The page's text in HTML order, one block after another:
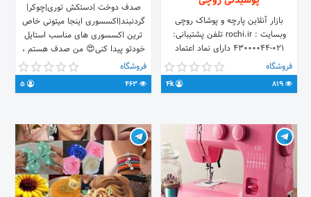
بازار آنلاین پارچه و پوشاک روچی
وبسایت : rochi.ir تلفن پشتیبانی:
۰۲۱-۴۳۰۰۰۰۴۴ دارای نماد اعتماد
الکترونیک
فروشگاه
4k
صدف دوخت |دستکش توری|چوکر|
گردنبند|اکسسوری اینجا میتونی خاص
ترین اکسسوری های مناسب استایل
خودتو پیدا کنی😍 من صدف هستم ،
عاشق خیاطی و مد و طراحی ام🪡 آیدی
جهت سفارش :@Sadafrb
فروشگاه